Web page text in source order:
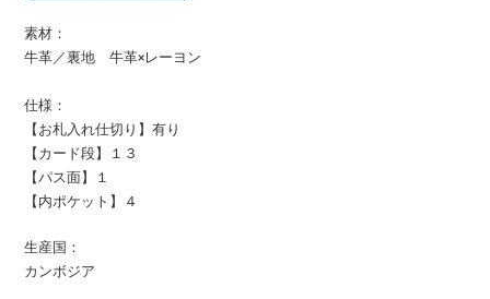
素材：
牛革／裏地 牛革×レーヨン
仕様：
【お札入れ仕切り】有り
【カード段】１３
【パス面】１
【内ポケット】４
生産国：
カンボジア